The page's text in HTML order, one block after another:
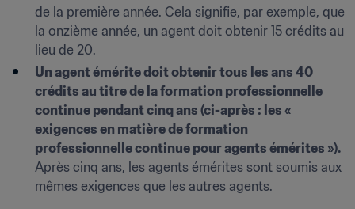
de la première année. Cela signifie, par exemple, que
la onzième année, un agent doit obtenir 15 crédits au
lieu de 20.
Un agent émérite doit obtenir tous les ans 40
crédits au titre de la formation professionnelle
continue pendant cinq ans (ci-après : les «
exigences en matière de formation
Après cinq ans, les agents émérites sont soumis aux
mêmes exigences que les autres agents.